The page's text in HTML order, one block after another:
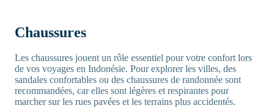
Chaussures
Les chaussures jouent un rôle essentiel pour votre confort lors
de vos voyages en Indonésie. Pour explorer les villes, des
sandales confortables ou des chaussures de randonnée sont
recommandées, car elles sont légères et respirantes pour
marcher sur les rues pavées et les terrains plus accidentés.